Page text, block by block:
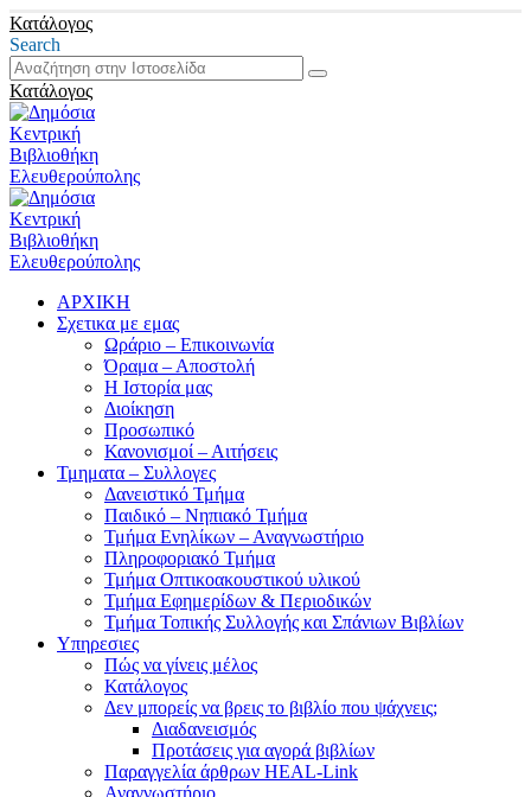
Κατάλογος
Search
Κατάλογος
ΑΡΧΙΚΗ
Σχετικα με εμας
Ωράριο – Επικοινωνία
Όραμα – Αποστολή
Η Ιστορία μας
Διοίκηση
Προσωπικό
Κανονισμοί – Αιτήσεις
Τμηματα – Συλλογες
Δανειστικό Τμήμα
Παιδικό – Νηπιακό Τμήμα
Τμήμα Ενηλίκων – Αναγνωστήριο
Πληροφοριακό Τμήμα
Τμήμα Οπτικοακουστικού υλικού
Τμήμα Εφημερίδων & Περιοδικών
Τμήμα Τοπικής Συλλογής και Σπάνιων Βιβλίων
Υπηρεσιες
Πώς να γίνεις μέλος
Κατάλογος
Δεν μπορείς να βρεις το βιβλίο που ψάχνεις;
Διαδανεισμός
Προτάσεις για αγορά βιβλίων
Παραγγελία άρθρων HEAL-Link
Αναγνωστήριο